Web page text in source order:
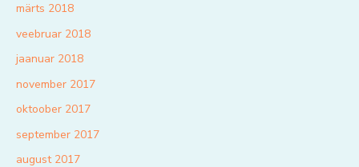
märts 2018
veebruar 2018
jaanuar 2018
november 2017
oktoober 2017
september 2017
august 2017